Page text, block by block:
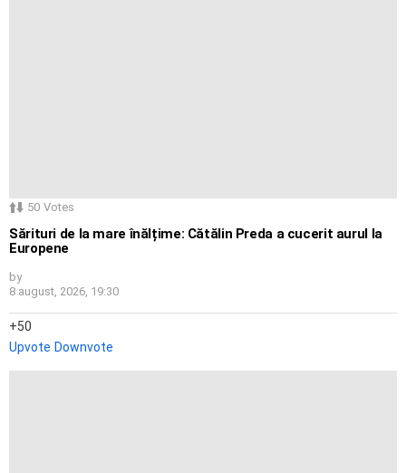
50 Votes
Sărituri de la mare înălțime: Cătălin Preda a cucerit aurul la
Europene
by
8 august, 2026, 19:30
50
Upvote Downvote